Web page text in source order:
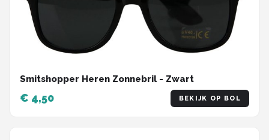
Smitshopper Heren Zonnebril - Zwart
€ 4,50 BEKIJK OP BOL